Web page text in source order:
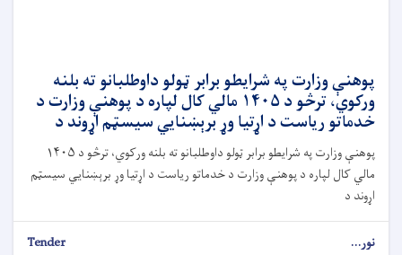
پوهنې وزارت په شرایطو برابر ټولو داوطلبانو ته بلنه
ورکوي، ترڅو د ۱۴۰۵ مالي کال لپاره د پوهنې وزارت د
خدماتو ریاست د اړتیا وړ برېښنايي سیسټم اړوند د
پوهنې وزارت په شرایطو برابر ټولو داوطلبانو ته بلنه ورکوي، ترڅو د ۱۴۰۵
مالي کال لپاره د پوهنې وزارت د خدماتو ریاست د اړتیا وړ برېښنايي سیسټم
اړوند د
نور... Tender